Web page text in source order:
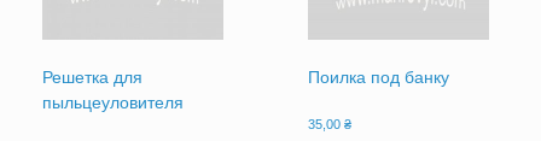
Решетка для
пыльцеуловителя
Поилка под банку
35,00₴